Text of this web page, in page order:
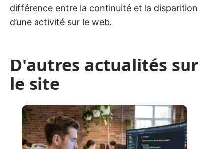
différence entre la continuité et la disparition
d’une activité sur le web.
D'autres actualités sur
le site